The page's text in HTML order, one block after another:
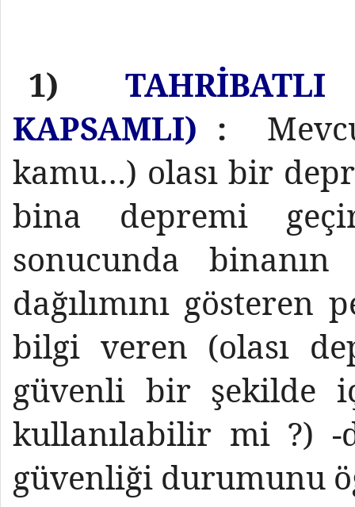
1)
KAPSAMLI) :
kamu…) olası bir
bina depremi
sonucunda
dağılımını gösteren
bilgi veren (olası
güvenli bir şekilde
kullanılabilir mi ?) -
güvenliği durumunu